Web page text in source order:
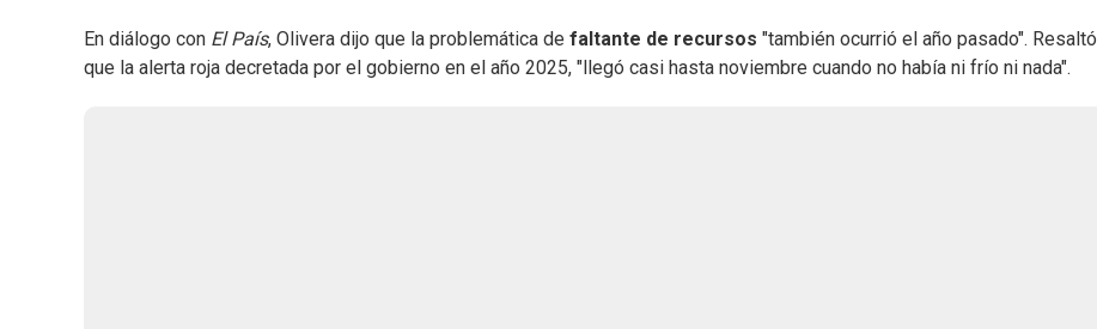
En diálogo con El País, Olivera dijo que la problemática de faltante de recursos "también ocurrió el año pasado". Resaltó
que la alerta roja decretada por el gobierno en el año 2025, "llegó casi hasta noviembre cuando no había ni frío ni nada".